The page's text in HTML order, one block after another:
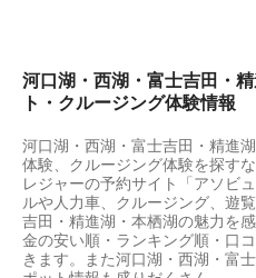
河口湖・西湖・富士吉田・
ト・クルージング体験情報
河口湖・西湖・富士吉田・精進
体験、クルージング体験を探す
レジャーの予約サイト「アソビ
ルや人力車、クルージング、遊
吉田・精進湖・本栖湖の魅力を
金の安い順・ランキング順・口
きます。また河口湖・西湖・富